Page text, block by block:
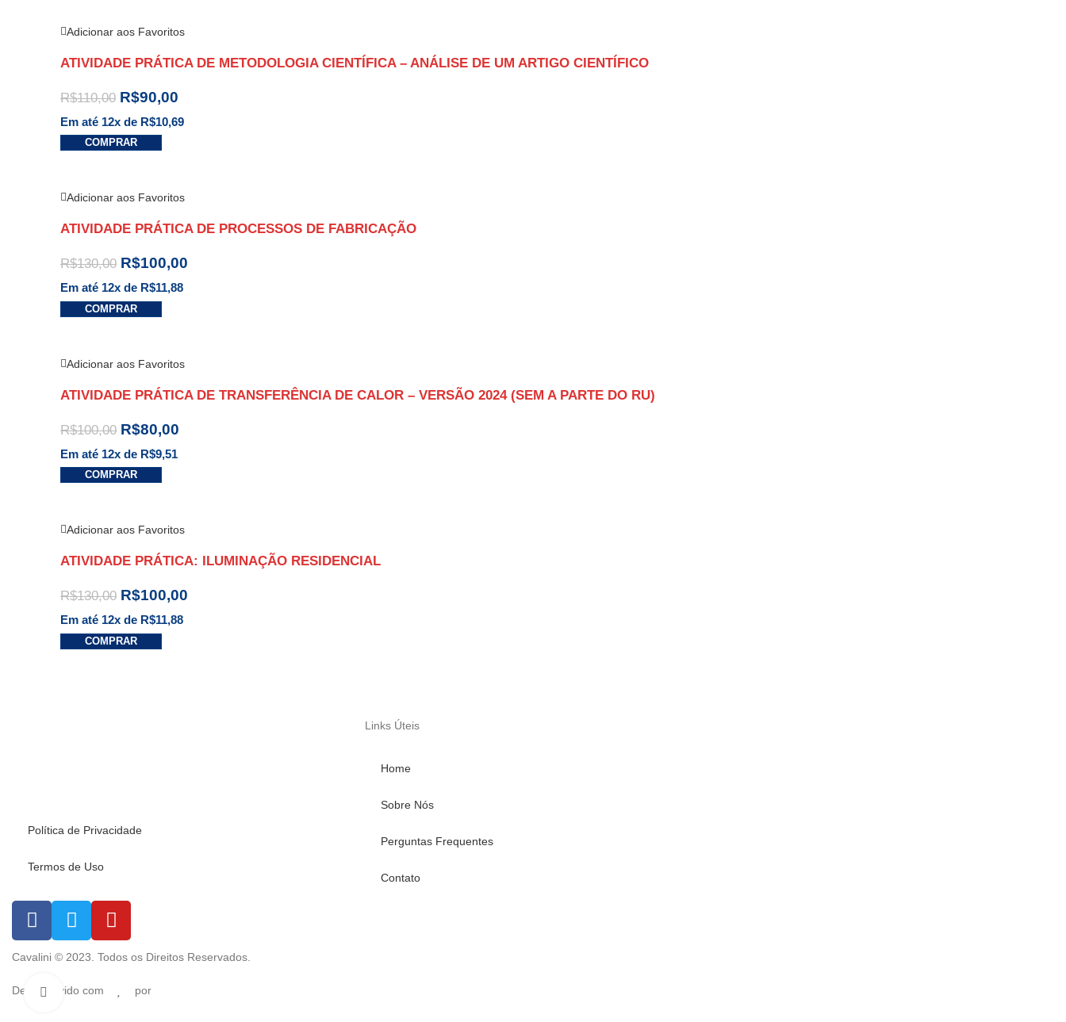
Click to enlarge
Adicionar aos Favoritos
ATIVIDADE PRÁTICA DE METODOLOGIA CIENTÍFICA – ANÁLISE DE UM ARTIGO CIENTÍFICO
R$110,00 R$90,00
Em até 12x de R$10,69
COMPRAR
Adicionar aos Favoritos
ATIVIDADE PRÁTICA DE PROCESSOS DE FABRICAÇÃO
R$130,00 R$100,00
Em até 12x de R$11,88
COMPRAR
Adicionar aos Favoritos
ATIVIDADE PRÁTICA DE TRANSFERÊNCIA DE CALOR – VERSÃO 2024 (SEM A PARTE DO RU)
R$100,00 R$80,00
Em até 12x de R$9,51
COMPRAR
Adicionar aos Favoritos
ATIVIDADE PRÁTICA: ILUMINAÇÃO RESIDENCIAL
R$130,00 R$100,00
Em até 12x de R$11,88
COMPRAR
Política de Privacidade
Termos de Uso
Links Úteis
Home
Sobre Nós
Perguntas Frequentes
Contato
Cavalini © 2023. Todos os Direitos Reservados.
Desenvolvido com por